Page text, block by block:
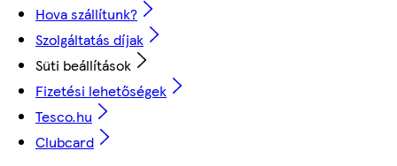
Hova szállítunk?
Szolgáltatás díjak
Süti beállítások
Fizetési lehetőségek
Tesco.hu
Clubcard